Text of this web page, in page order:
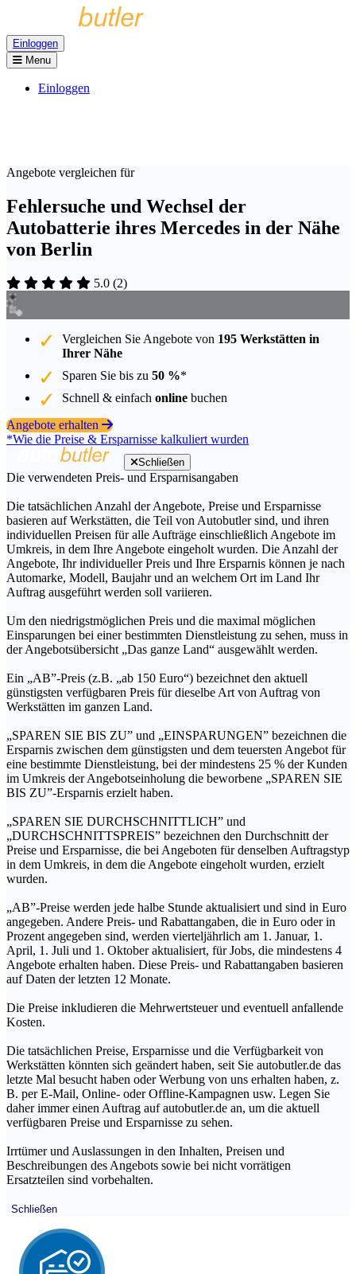
Einloggen
Menu
Einloggen
Angebote vergleichen für
Fehlersuche und Wechsel der
Autobatterie ihres Mercedes in der Nähe
von Berlin
5.0 (2)
Vergleichen Sie Angebote von 195 Werkstätten in
Ihrer Nähe
Sparen Sie bis zu 50 %*
Schnell & einfach online buchen
Angebote erhalten
*Wie die Preise & Ersparnisse kalkuliert wurden
Schließen
Die verwendeten Preis- und Ersparnisangaben
Die tatsächlichen Anzahl der Angebote, Preise und Ersparnisse
basieren auf Werkstätten, die Teil von Autobutler sind, und ihren
individuellen Preisen für alle Aufträge einschließlich Angebote im
Umkreis, in dem Ihre Angebote eingeholt wurden. Die Anzahl der
Angebote, Ihr individueller Preis und Ihre Ersparnis können je nach
Automarke, Modell, Baujahr und an welchem Ort im Land Ihr
Auftrag ausgeführt werden soll variieren.
Um den niedrigstmöglichen Preis und die maximal möglichen
Einsparungen bei einer bestimmten Dienstleistung zu sehen, muss in
der Angebotsübersicht „Das ganze Land“ ausgewählt werden.
Ein „AB”-Preis (z.B. „ab 150 Euro“) bezeichnet den aktuell
günstigsten verfügbaren Preis für dieselbe Art von Auftrag von
Werkstätten im ganzen Land.
„SPAREN SIE BIS ZU” und „EINSPARUNGEN” bezeichnen die
Ersparnis zwischen dem günstigsten und dem teuersten Angebot für
eine bestimmte Dienstleistung, bei der mindestens 25 % der Kunden
im Umkreis der Angebotseinholung die beworbene „SPAREN SIE
BIS ZU”-Ersparnis erzielt haben.
„SPAREN SIE DURCHSCHNITTLICH” und
„DURCHSCHNITTSPREIS” bezeichnen den Durchschnitt der
Preise und Ersparnisse, die bei Angeboten für denselben Auftragstyp
in dem Umkreis, in dem die Angebote eingeholt wurden, erzielt
wurden.
„AB”-Preise werden jede halbe Stunde aktualisiert und sind in Euro
angegeben. Andere Preis- und Rabattangaben, die in Euro oder in
Prozent angegeben sind, werden vierteljährlich am 1. Januar, 1.
April, 1. Juli und 1. Oktober aktualisiert, für Jobs, die mindestens 4
Angebote erhalten haben. Diese Preis- und Rabattangaben basieren
auf Daten der letzten 12 Monate.
Die Preise inkludieren die Mehrwertsteuer und eventuell anfallende
Kosten.
Die tatsächlichen Preise, Ersparnisse und die Verfügbarkeit von
Werkstätten könnten sich geändert haben, seit Sie autobutler.de das
letzte Mal besucht haben oder Werbung von uns erhalten haben, z.
B. per E-Mail, Online- oder Offline-Kampagnen usw. Legen Sie
daher immer einen Auftrag auf autobutler.de an, um die aktuell
verfügbaren Preise und Ersparnisse zu sehen.
Irrtümer und Auslassungen in den Inhalten, Preisen und
Beschreibungen des Angebots sowie bei nicht vorrätigen
Ersatzteilen sind vorbehalten.
Schließen